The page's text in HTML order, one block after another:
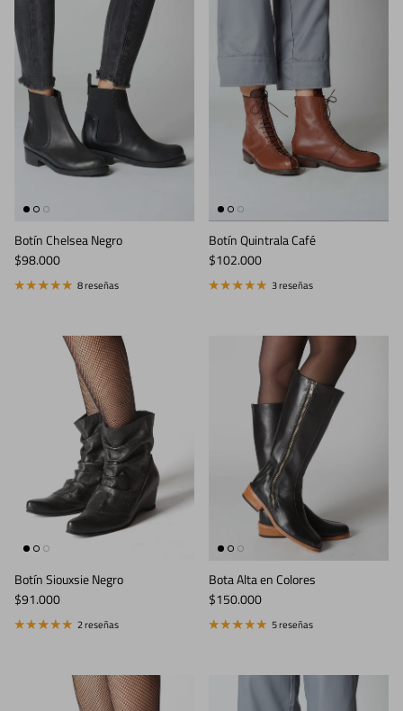
Botín Chelsea Negro
Precio normal
$98.000
8 reseñas
Botín Quintrala Café
Precio normal
$102.000
3 reseñas
Botín Siouxsie Negro
Precio normal
$91.000
2 reseñas
Bota Alta en Colores
Precio normal
$150.000
5 reseñas